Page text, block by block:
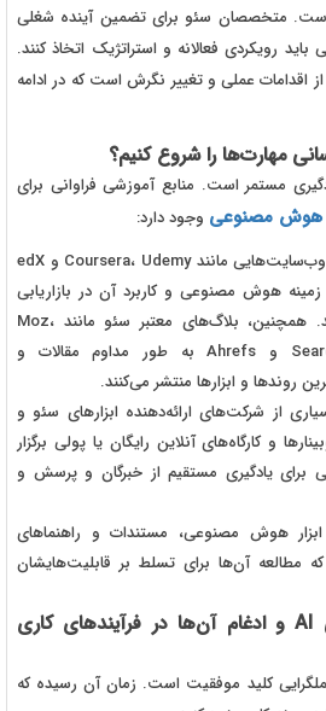
است. متخصصان سئو برای تضمین آینده شغلی
رویکردی فعالانه و استراتژیک اتخاذ کنند.
اقدامات عملی و تغییر نگرش است که در ادامه
مهارت‌ها را شروع کنیم؟
مستمر است. منابع آموزشی فراوانی برای
هوش مصنوعی وجود دارد:
منابع آموزشی آنلاین: وب‌سایت‌هایی مانند Coursera، Udemy و edX
هوش مصنوعی و کاربرد آن در بازاریابی
دیجیتال ارائه می‌دهند. همچنین، بلاگ‌های معتبر سئو مانند Moz،
Search Engine Journal و Ahrefs به طور مداوم مقالات و
روندها و ابزارها منتشر می‌کنند.
از شرکت‌های ارائه‌دهنده ابزارهای سئو و
و کارگاه‌های آنلاین رایگان یا پولی برگزار
برای یادگیری مستقیم از خبرگان و پرسش و
ابزار هوش مصنوعی، مستندات و راهنماهای
مطالعه آن‌ها برای تسلط بر قابلیت‌هایشان
تمرین عملی با ابزارهای AI و ادغام آن‌ها در فرآیندهای کاری
کلید موفقیت است. زمان آن رسیده که